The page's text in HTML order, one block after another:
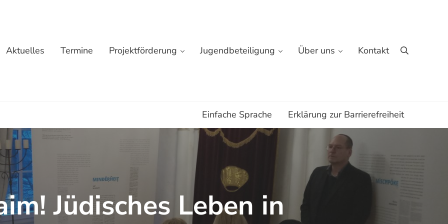
Aktuelles Termine Projektförderung Jugendbeteiligung Über uns Kontakt Suche
Einfache Sprache Erklärung zur Barrierefreiheit
Jüdisches Leben in